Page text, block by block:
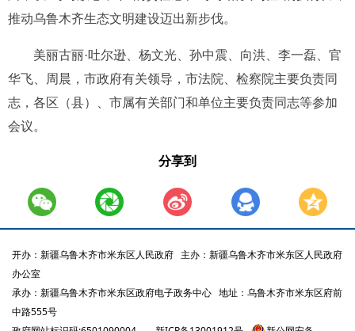
推动乌鲁木齐生态文明建设迈出新步伐。
美丽古丽·吐尔逊、杨文光、孙中震、向洪、李一磊、官
华飞、周晨，市政府有关领导，市法院、检察院主要负责同
志，各区（县）、市属有关部门和单位主要负责同志等参加
会议。
分享到
开办：新疆乌鲁木齐市米东区人民政府 主办：新疆乌鲁木齐市米东区人民政府
办公室
承办：新疆乌鲁木齐市米东区政府电子政务中心 地址：乌鲁木齐市米东区府前
中路555号